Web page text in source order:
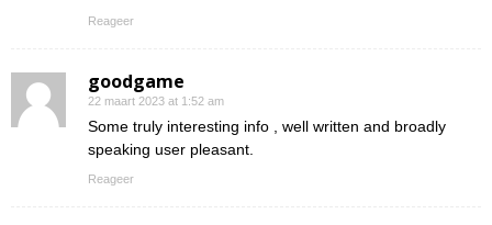
Reageer
goodgame
22 maart 2023 at 1:52 am
Some truly interesting info , well written and broadly
speaking user pleasant.
Reageer